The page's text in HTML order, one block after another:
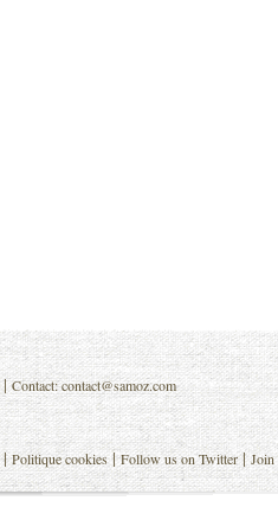
|Contact:contact@samoz.com
|Politique cookies |Follow us on Twitter |Join